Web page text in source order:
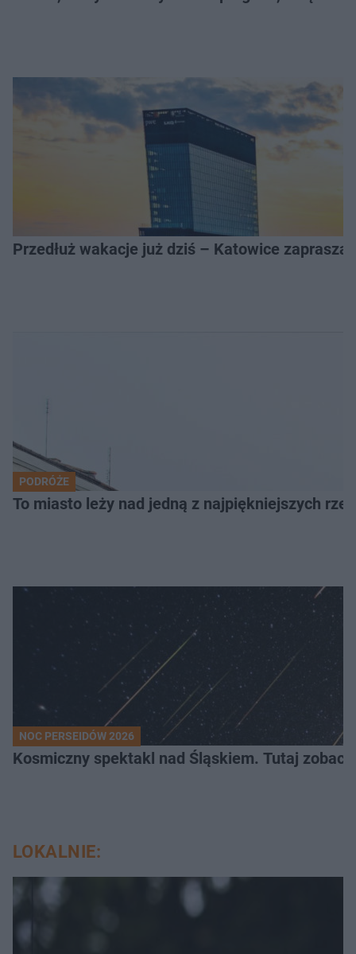
Przedłuż wakacje już dziś – Katowice
PODRÓŻE
To miasto leży nad jedną z najpiękniejszych
NOC PERSEIDÓW 2026
Kosmiczny spektakl nad Śląskiem. Tutaj
LOKALNIE: